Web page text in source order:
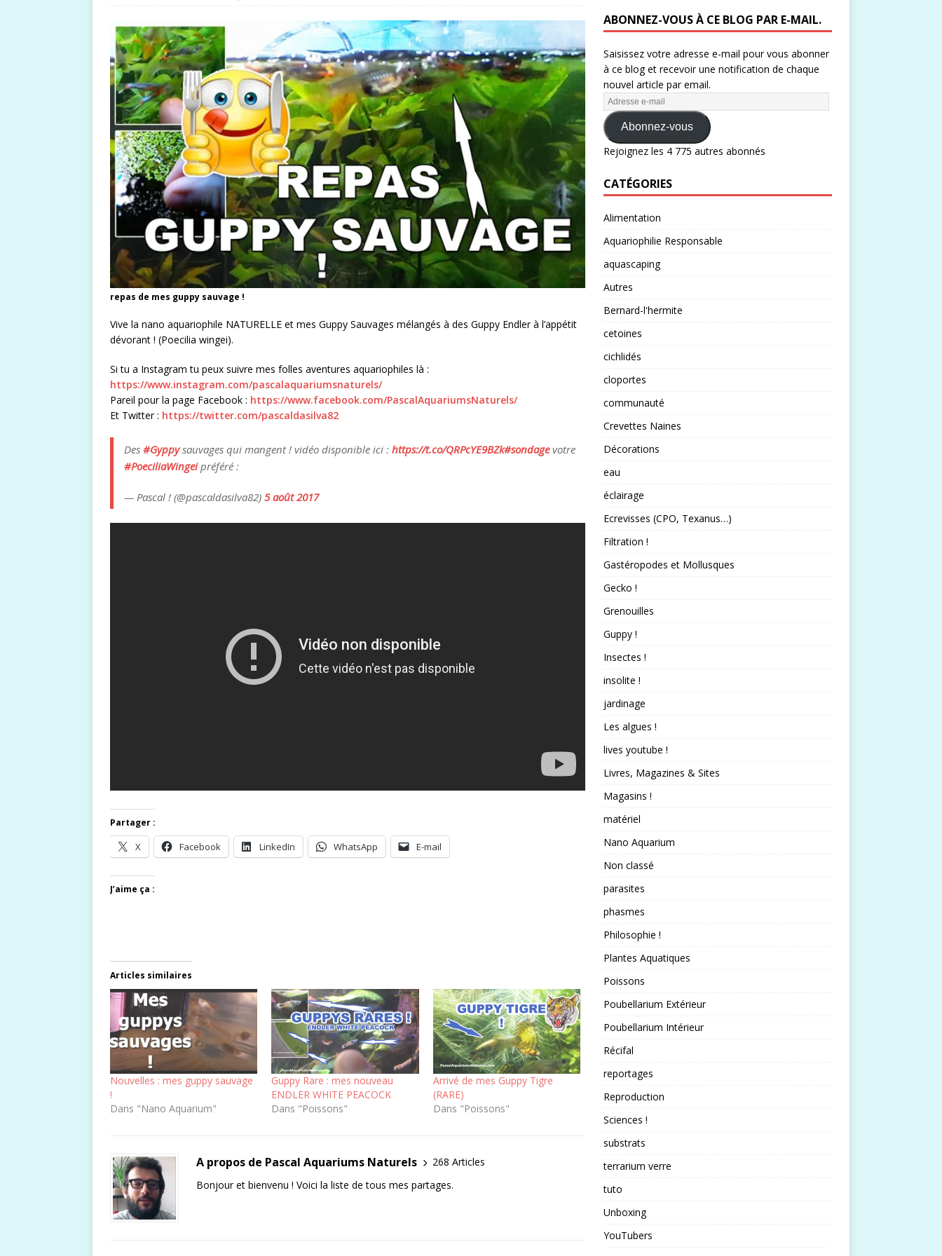
repas de mes guppy sauvage !
Vive la nano aquariophile NATURELLE et mes Guppy Sauvages mélangés à des Guppy Endler à l’appétit
dévorant ! (Poecilia wingei).
Si tu a Instagram tu peux suivre mes folles aventures aquariophiles là :
https://www.instagram.com/pascalaquariumsnaturels/
Pareil pour la page Facebook : https://www.facebook.com/PascalAquariumsNaturels/
Et Twitter : https://twitter.com/pascaldasilva82
Des #Gyppysauvages qui mangent ! vidéo disponible ici : https://t.co/QRPcYE9BZk#sondagevotre
#PoeciliaWingeipréféré :
— Pascal ! (@pascaldasilva82) 5 août 2017
Partager :
X Facebook LinkedIn WhatsApp E-mail
J’aime ça :
Articles similaires
Nouvelles : mes guppy sauvage
!
Dans "Nano Aquarium"
Guppy Rare : mes nouveau
ENDLER WHITE PEACOCK
Dans "Poissons"
Arrivé de mes Guppy Tigre
(RARE)
Dans "Poissons"
A propos de Pascal Aquariums Naturels
268 Articles
Bonjour et bienvenu ! Voici la liste de tous mes partages.
ABONNEZ-VOUS À CE BLOG PAR E-MAIL.
Saisissez votre adresse e-mail pour vous abonner
à ce blog et recevoir une notification de chaque
nouvel article par email.
Abonnez-vous
Rejoignez les 4 775 autres abonnés
CATÉGORIES
Alimentation
Aquariophilie Responsable
aquascaping
Autres
Bernard-l'hermite
cetoines
cichlidés
cloportes
communauté
Crevettes Naines
Décorations
eau
éclairage
Ecrevisses (CPO, Texanus…)
Filtration !
Gastéropodes et Mollusques
Gecko !
Grenouilles
Guppy !
Insectes !
insolite !
jardinage
Les algues !
lives youtube !
Livres, Magazines & Sites
Magasins !
matériel
Nano Aquarium
Non classé
parasites
phasmes
Philosophie !
Plantes Aquatiques
Poissons
Poubellarium Extérieur
Poubellarium Intérieur
Récifal
reportages
Reproduction
Sciences !
substrats
terrarium verre
tuto
Unboxing
YouTubers